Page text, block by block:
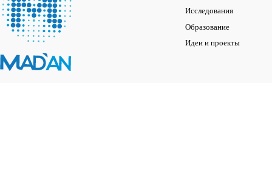
Исследования
Образование
Идеи и проекты